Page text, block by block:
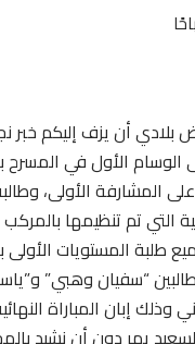
أن يزف إليكم خبر
الأول في المسرح
المشارفة الأولى،
تم تنظيمها بالمركب
طلبة المستويات
“سفيان وهبي”
إبان المباراة
يمر دون أن نشيد